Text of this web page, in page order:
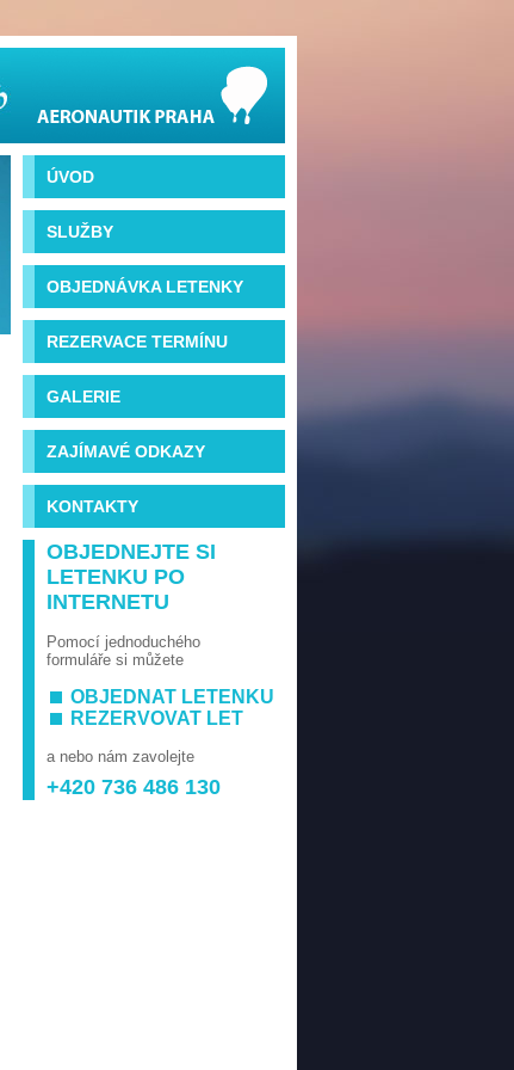
ÚVOD
SLUŽBY
OBJEDNÁVKA LETENKY
REZERVACE TERMÍNU
GALERIE
ZAJÍMAVÉ ODKAZY
KONTAKTY
OBJEDNEJTE SI
LETENKU PO
INTERNETU
Pomocí jednoduchého
formuláře si můžete
OBJEDNAT LETENKU
REZERVOVAT LET
a nebo nám zavolejte
+420 736 486 130